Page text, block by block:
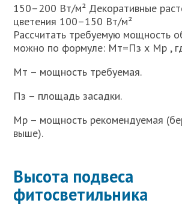
150–200 Вт/м² Декоративные
цветения 100–150 Вт/м²
Рассчитать требуемую мощность
можно по формуле: Мт=Пз х Мр ,
Мт – мощность требуемая.
Пз – площадь засадки.
Мр – мощность рекомендуемая
выше).
Высота подвеса
фитосветильника